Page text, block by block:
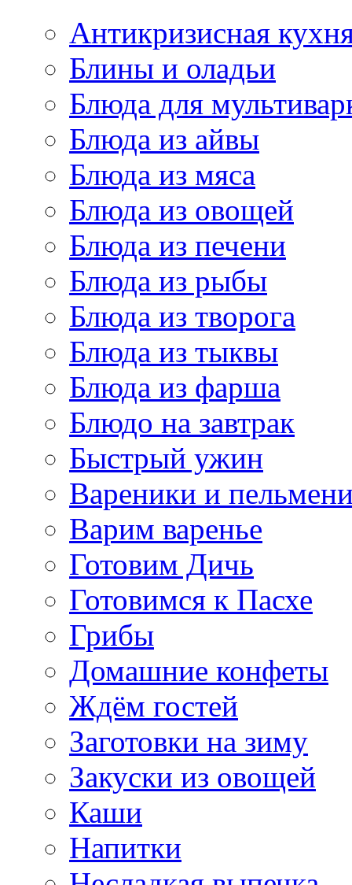
Антикризисная
Блины и оладьи
Блюда для
Блюда из айвы
Блюда из мяса
Блюда из овощей
Блюда из печени
Блюда из рыбы
Блюда из творога
Блюда из тыквы
Блюда из фарша
Блюдо на завтрак
Быстрый ужин
Вареники и
Варим варенье
Готовим Дичь
Готовимся к Пасхе
Грибы
Домашние конфеты
Ждём гостей
Заготовки на зиму
Закуски из овощей
Каши
Напитки